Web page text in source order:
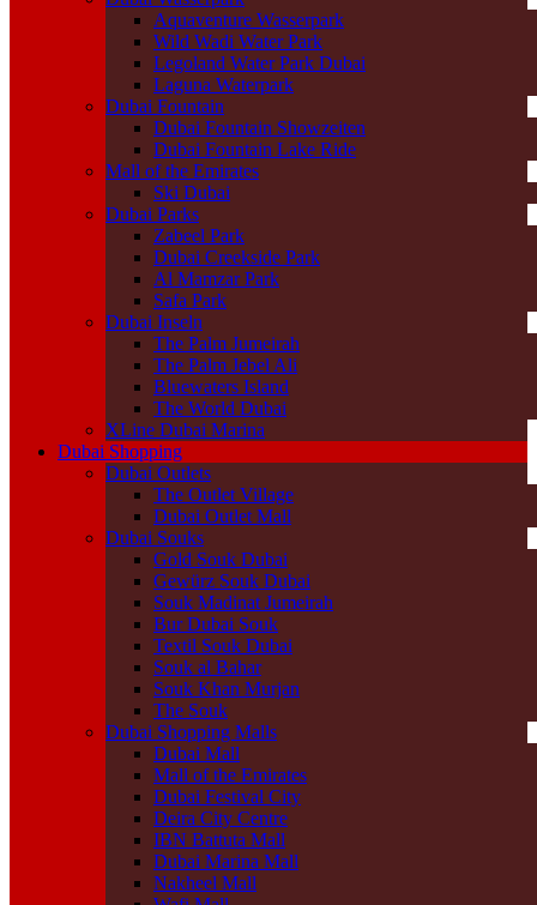
Aquaventure Wasserpark
Wild Wadi Water Park
Legoland Water Park Dubai
Laguna Waterpark
Dubai Fountain
Dubai Fountain Showzeiten
Dubai Fountain Lake Ride
Mall of the Emirates
Ski Dubai
Dubai Parks
Zabeel Park
Dubai Creekside Park
Al Mamzar Park
Safa Park
Dubai Inseln
The Palm Jumeirah
The Palm Jebel Ali
Bluewaters Island
The World Dubai
XLine Dubai Marina
Dubai Shopping
Dubai Outlets
The Outlet Village
Dubai Outlet Mall
Dubai Souks
Gold Souk Dubai
Gewürz Souk Dubai
Souk Madinat Jumeirah
Bur Dubai Souk
Textil Souk Dubai
Souk al Bahar
Souk Khan Murjan
The Souk
Dubai Shopping Malls
Dubai Mall
Mall of the Emirates
Dubai Festival City
Deira City Centre
IBN Battuta Mall
Dubai Marina Mall
Nakheel Mall